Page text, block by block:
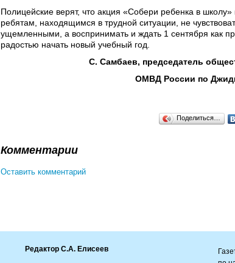
Полицейские верят, что акция «Собери ребенка в
ребятам, находящимся в трудной ситуации, не
ущемленными, а воспринимать и ждать 1 сентября как
радостью начать новый учебный год.
С. Самбаев, председатель
ОМВД России по
Поделиться…
Комментарии
Оставить комментарий
Редактор С.А. Елисеев